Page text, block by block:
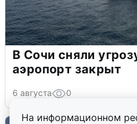
На информационном
В Сочи сняли
аэропорт закрыт
6 августа 0